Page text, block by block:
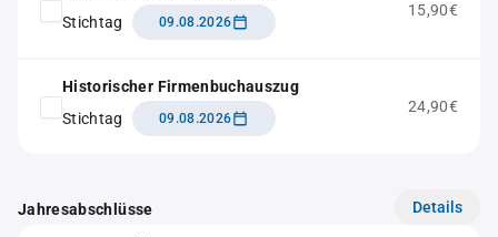
Stichtag
09.08.2026
15,90€
Historischer Firmenbuchauszug
Stichtag
09.08.2026
24,90€
Jahresabschlüsse Details